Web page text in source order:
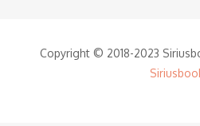
Copyright © 2018-2023